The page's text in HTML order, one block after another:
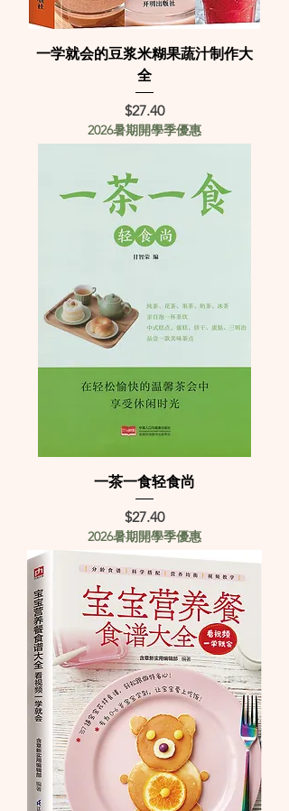
一学就会的豆浆米糊果蔬汁制作大
全
Price
$27.40
2026暑期開學季優惠
一茶一食轻食尚
Price
$27.40
2026暑期開學季優惠